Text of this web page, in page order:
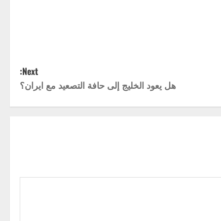
Next:
هل يعود الخليج إلى حافة التصعيد مع ايران؟